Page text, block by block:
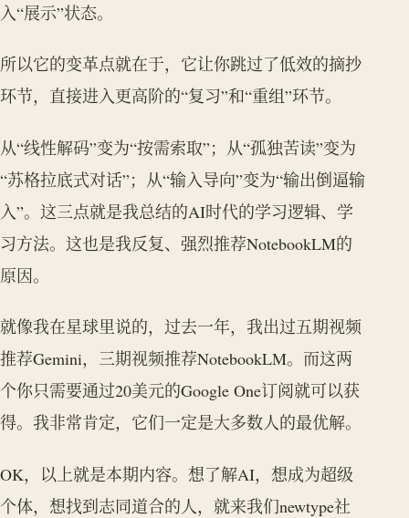
入“展示”状态。
所以它的变革点就在于，它让你跳过了低效的摘抄
环节，直接进入更高阶的“复习”和“重组”环节。
从“线性解码”变为“按需索取”；从“孤独苦读”变为
“苏格拉底式对话”；从“输入导向”变为“输出倒逼输
入”。这三点就是我总结的AI时代的学习逻辑、学
习方法。这也是我反复、强烈推荐NotebookLM的
原因。
就像我在星球里说的，过去一年，我出过五期视频
推荐Gemini，三期视频推荐NotebookLM。而这两
个你只需要通过20美元的Google One订阅就可以获
得。我非常肯定，它们一定是大多数人的最优解。
OK，以上就是本期内容。想了解AI，想成为超级
个体，想找到志同道合的人，就来我们newtype社